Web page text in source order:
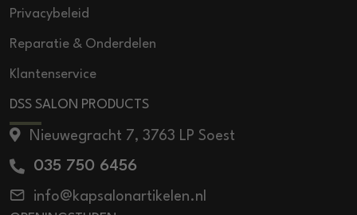
Privacybeleid
Reparatie & Onderdelen
Klantenservice
DSS SALON PRODUCTS
Nieuwegracht 7, 3763 LP Soest
035 750 6456
info@kapsalonartikelen.nl